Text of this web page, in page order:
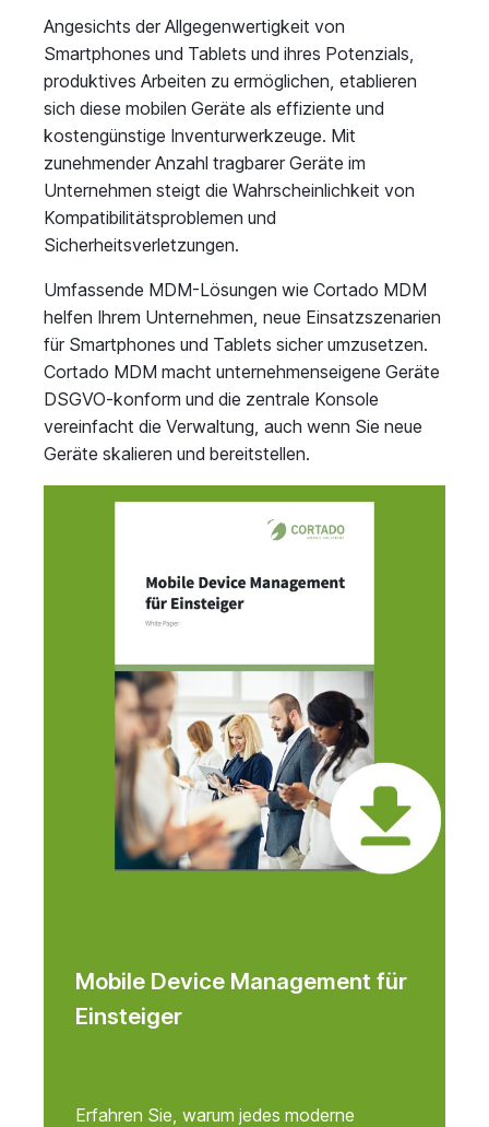
Angesichts der Allgegenwertigkeit von
Smartphones und Tablets und ihres Potenzials,
produktives Arbeiten zu ermöglichen, etablieren
sich diese mobilen Geräte als effiziente und
kostengünstige Inventurwerkzeuge. Mit
zunehmender Anzahl tragbarer Geräte im
Unternehmen steigt die Wahrscheinlichkeit von
Kompatibilitätsproblemen und
Sicherheitsverletzungen.
Umfassende MDM-Lösungen wie Cortado MDM
helfen Ihrem Unternehmen, neue Einsatzszenarien
für Smartphones und Tablets sicher umzusetzen.
Cortado MDM macht unternehmenseigene Geräte
DSGVO-konform und die zentrale Konsole
vereinfacht die Verwaltung, auch wenn Sie neue
Geräte skalieren und bereitstellen.
Mobile Device Management für
Einsteiger
Erfahren Sie, warum jedes moderne